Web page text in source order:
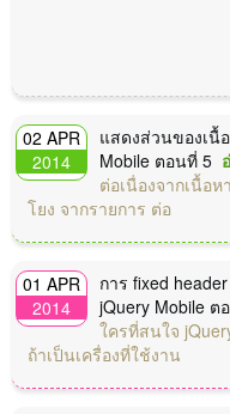
02 APR
2014
แสดงส่วนของเนื้
Mobile ตอนที่ 5
ต่อเนื่องจากเนื้อ
โยง จากรายการ ต่อ
01 APR
2014
การ fixed
jQuery Mobile ต
ใครที่สนใจ
ถ้าเป็นเครื่องที่ใช้งาน